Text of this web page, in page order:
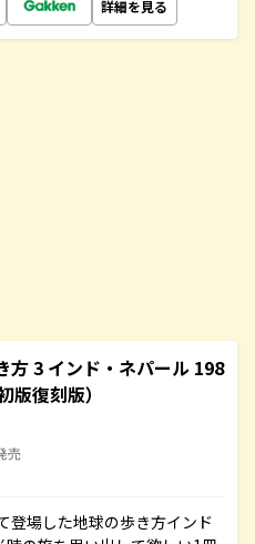
詳細を見る
方 3 インド・ネパール 198
版復刻版）
売
登場した地球の歩き方インド